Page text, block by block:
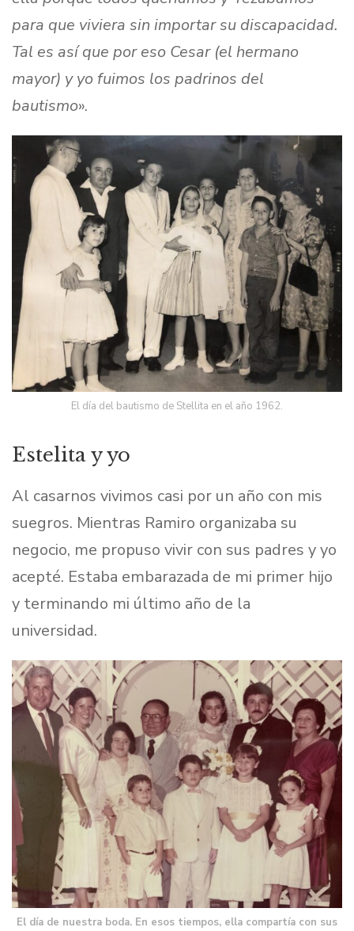
para que viviera sin importar su discapacidad.
Tal es así que por eso Cesar (el hermano
mayor) y yo fuimos los padrinos del
bautismo».
El día del bautismo de Stellita en el año 1962.
Estelita y yo
Al casarnos vivimos casi por un año con mis
suegros. Mientras Ramiro organizaba su
negocio, me propuso vivir con sus padres y yo
acepté. Estaba embarazada de mi primer hijo
y terminando mi último año de la
universidad.
El día de nuestra boda. En esos tiempos, ella compartía con sus